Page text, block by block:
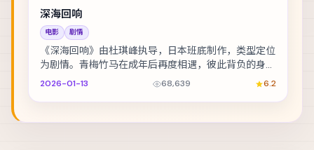
深海回响
电影 剧情
《深海回响》由杜琪峰执导，日本班底制作，类型定位
为剧情。青梅竹马在成年后再度相遇，彼此背负的身份
却水火不容。主演包括朱一龙、孔刘、易烊千玺 等，...
2026-01-13 68,639 6.2